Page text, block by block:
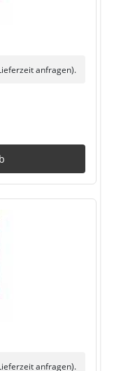
anfragen).
anfragen).